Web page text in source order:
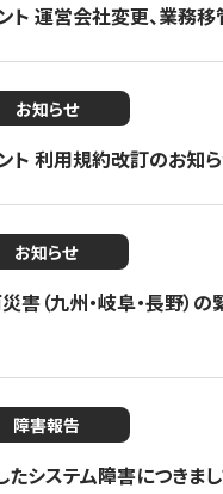
ト 運営会社変更、業務
お知らせ
ント 利用規約改訂のお知
お知らせ
害（九州・岐阜・長野）
障害報告
システム障害につきま